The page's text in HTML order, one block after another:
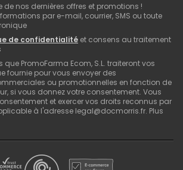
nos dernières offres et promotions !
par e-mail, courrier, SMS ou toute
de confidentialité et consens au traitement
PromoFarma Ecom, S.L. traiteront vos
fournie pour vous envoyer des
ou promotionnelles en fonction de
si vous donnez votre consentement. Vous
et exercer vos droits reconnus par
à l'adresse legal@docmorris.fr. Plus